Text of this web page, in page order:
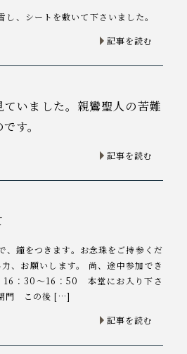
、シートを敷いて下さいました。
記事を読む
ていました。親鸞聖人の苦難
す。
記事を読む
、鐘をつきます。お念珠をご持参くだ
、お願いします。 尚、途中参加でき
16：30～16：50 本堂にお入り下さ
この後 […]
記事を読む